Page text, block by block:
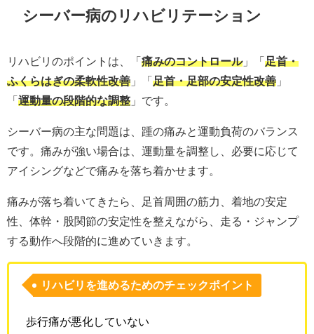
シーバー病のリハビリテーション
リハビリのポイントは、「 痛みのコントロール」「 足首・
ふくらはぎの柔軟性改善 」「 足首・足部の安定性改善 」
「 運動量の段階的な調整 」です。
シーバー病の主な問題は、踵の痛みと運動負荷のバランス
です。痛みが強い場合は、運動量を調整し、必要に応じて
アイシングなどで痛みを落ち着かせます。
痛みが落ち着いてきたら、足首周囲の筋力、着地の安定
性、体幹・股関節の安定性を整えながら、走る・ジャンプ
する動作へ段階的に進めていきます。
リハビリを進めるためのチェックポイント
歩行痛が悪化していない